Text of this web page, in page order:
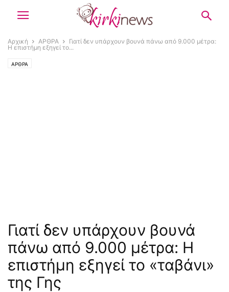
Αρχική ΑΡΘΡΑ
Γιατί δεν υπάρχουν βουνά πάνω από 9.000 μέτρα:
Η επιστήμη εξηγεί το...
ΑΡΘΡΑ
Γιατί δεν υπάρχουν βουνά
πάνω από 9.000 μέτρα: Η
επιστήμη εξηγεί το «ταβάνι»
της Γης